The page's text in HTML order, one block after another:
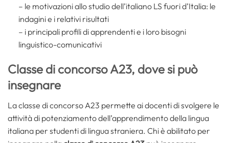
– le motivazioni allo studio dell’italiano LS fuori d’Italia: le
indagini e i relativi risultati
– i principali profili di apprendenti e i loro bisogni
linguistico-comunicativi
Classe di concorso A23, dove si può
insegnare
La classe di concorso A23 permette ai docenti di svolgere le
attività di potenziamento dell’apprendimento della lingua
italiana per studenti di lingua straniera. Chi è abilitato per